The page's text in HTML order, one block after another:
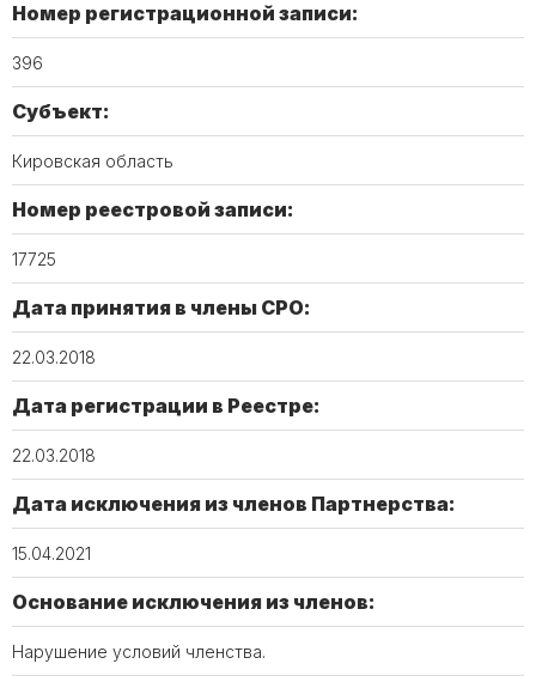
Номер регистрационной записи:
396
Субъект:
Кировская область
Номер реестровой записи:
17725
Дата принятия в члены СРО:
22.03.2018
Дата регистрации в Реестре:
22.03.2018
Дата исключения из членов Партнерства:
15.04.2021
Основание исключения из членов:
Нарушение условий членства.